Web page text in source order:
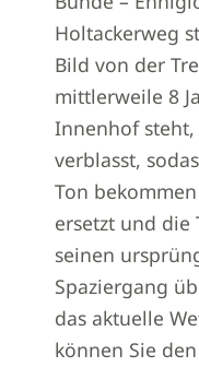
Holtackerweg
Bild von der
mittlerweile 8
Innenhof steht,
verblasst,
Ton
ersetzt und die
seinen
Spaziergang
das aktuelle
können Sie